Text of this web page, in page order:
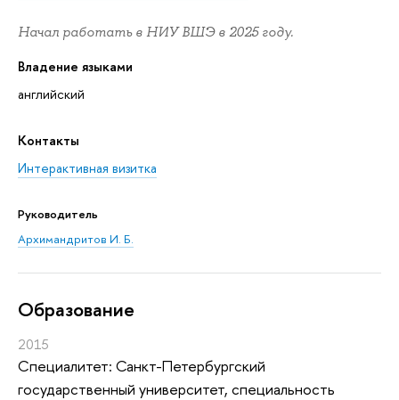
Начал работать в НИУ ВШЭ в 2025 году.
Владение языками
английский
Контакты
Интерактивная визитка
Руководитель
Архимандритов И. Б.
Oбразование
2015
Специалитет: Санкт-Петербургский
государственный университет, специальность